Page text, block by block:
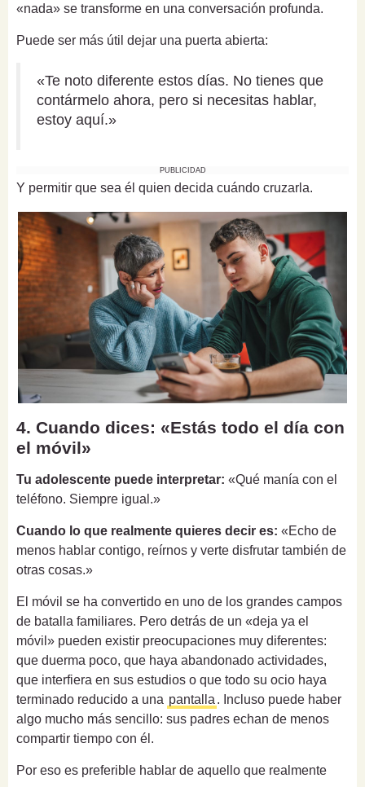
«nada» se transforme en una conversación profunda.
Puede ser más útil dejar una puerta abierta:
«Te noto diferente estos días. No tienes que
contármelo ahora, pero si necesitas hablar,
estoy aquí.»
PUBLICIDAD
Y permitir que sea él quien decida cuándo cruzarla.
4. Cuando dices: «Estás todo el día con
el móvil»
Tu adolescente puede interpretar: «Qué manía con el
teléfono. Siempre igual.»
Cuando lo que realmente quieres decir es: «Echo de
menos hablar contigo, reírnos y verte disfrutar también de
otras cosas.»
El móvil se ha convertido en uno de los grandes campos
de batalla familiares. Pero detrás de un «deja ya el
móvil» pueden existir preocupaciones muy diferentes:
que duerma poco, que haya abandonado actividades,
que interfiera en sus estudios o que todo su ocio haya
terminado reducido a una pantalla . Incluso puede haber
algo mucho más sencillo: sus padres echan de menos
compartir tiempo con él.
Por eso es preferible hablar de aquello que realmente